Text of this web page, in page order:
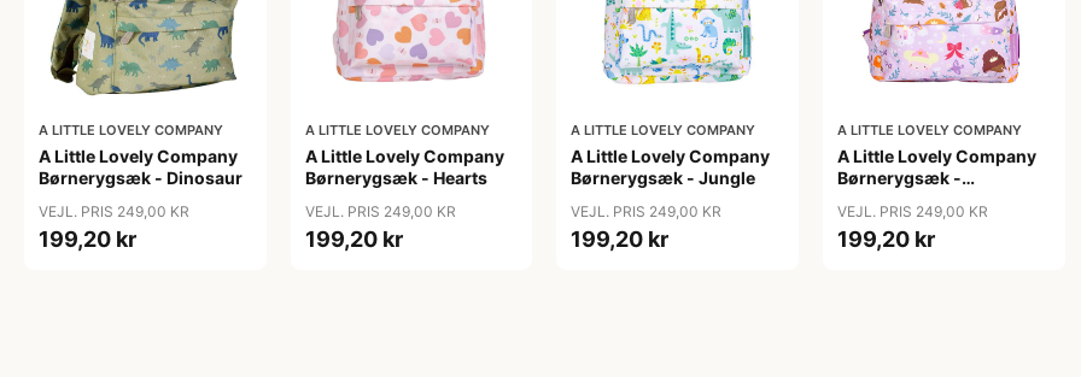
A LITTLE LOVELY COMPANY
A Little Lovely Company
Børnerygsæk - Dinosaur
VEJL. PRIS 249,00 KR
199,20 kr
A LITTLE LOVELY COMPANY
A Little Lovely Company
Børnerygsæk - Hearts
VEJL. PRIS 249,00 KR
199,20 kr
A LITTLE LOVELY COMPANY
A Little Lovely Company
Børnerygsæk - Jungle
VEJL. PRIS 249,00 KR
199,20 kr
A LITTLE LOVELY COMPANY
A Little Lovely Company
Børnerygsæk -
VEJL. PRIS 249,00 KR
199,20 kr